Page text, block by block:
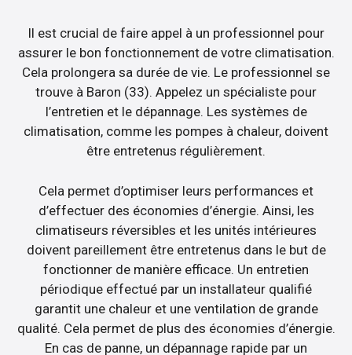
Il est crucial de faire appel à un professionnel pour
assurer le bon fonctionnement de votre climatisation.
Cela prolongera sa durée de vie. Le professionnel se
trouve à Baron (33). Appelez un spécialiste pour
l’entretien et le dépannage. Les systèmes de
climatisation, comme les pompes à chaleur, doivent
être entretenus régulièrement.
Cela permet d’optimiser leurs performances et
d’effectuer des économies d’énergie. Ainsi, les
climatiseurs réversibles et les unités intérieures
doivent pareillement être entretenus dans le but de
fonctionner de manière efficace. Un entretien
périodique effectué par un installateur qualifié
garantit une chaleur et une ventilation de grande
qualité. Cela permet de plus des économies d’énergie.
En cas de panne, un dépannage rapide par un